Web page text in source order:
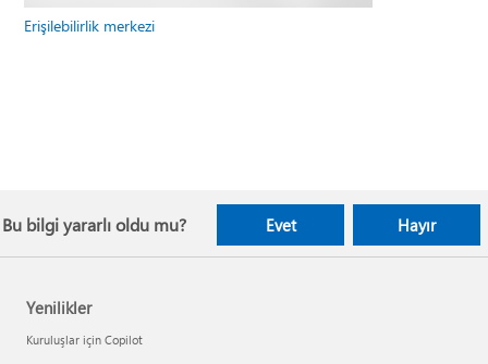
Erişilebilirlik merkezi
Bu bilgi yararlı oldu mu? Evet Hayır
Yenilikler
Kuruluşlar için Copilot